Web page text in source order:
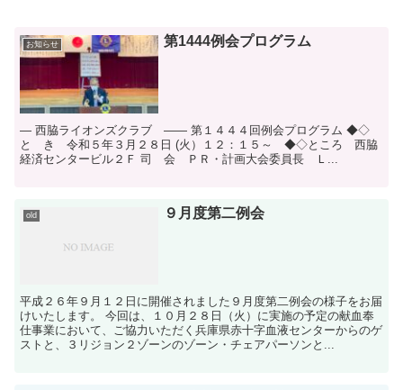
お知らせ 第1444例会プログラム
― 西脇ライオンズクラブ ―― 第１４４４回例会プログラム ◆◇
と き 令和５年３月２８日 (火）１２：１５～ ◆◇ところ 西脇
経済センタービル２Ｆ 司 会 ＰＲ・計画大会委員長 Ｌ...
old ９月度第二例会
平成２６年９月１２日に開催されました９月度第二例会の様子をお届
けいたします。 今回は、１０月２８日（火）に実施の予定の献血奉
仕事業において、ご協力いただく兵庫県赤十字血液センターからのゲ
ストと、３リジョン２ゾーンのゾーン・チェアパーソンと...